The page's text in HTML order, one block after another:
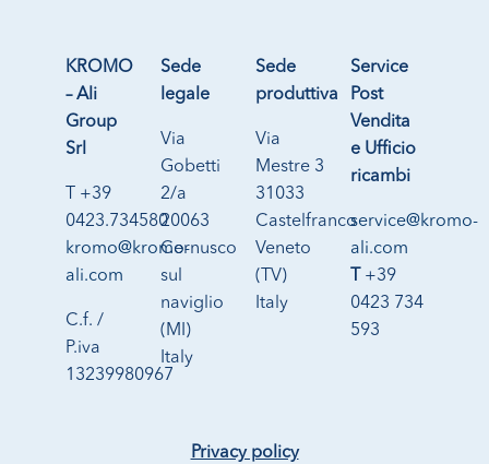
KROMO
– Ali
Group
Srl
T +39
0423.734580
kromo@kromo-
ali.com
C.f. /
P.iva
13239980967
Sede
legale
Via
Gobetti
2/a
20063
Cernusco
sul
naviglio
(MI)
Italy
Sede
produttiva
Via
Mestre 3
31033
Castelfranco
Veneto
(TV)
Italy
Service
Post
Vendita
e Ufficio
ricambi
service@kromo-
ali.com
T +39
0423 734
593
Privacy policy